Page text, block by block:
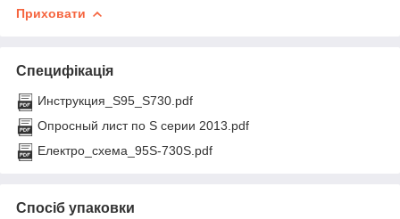
Приховати
Специфікація
Инструкция_S95_S730.pdf
Опросный лист по S серии 2013.pdf
Електро_схема_95S-730S.pdf
Спосіб упаковки